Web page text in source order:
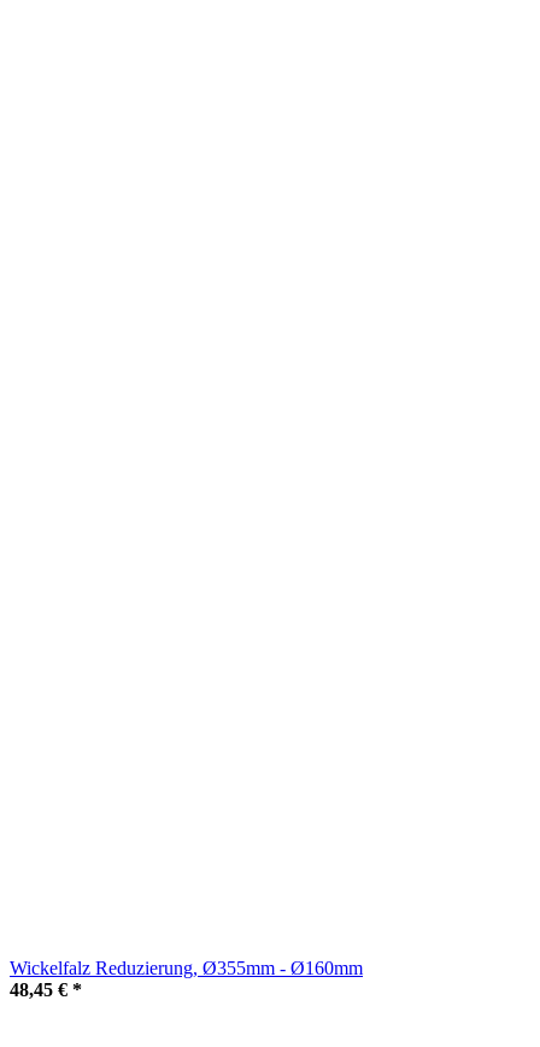
Wickelfalz Reduzierung, Ø355mm - Ø160mm
48,45 € *